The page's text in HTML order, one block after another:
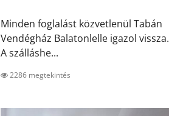
Minden foglalást közvetlenül Tabán
Vendégház Balatonlelle igazol vissza.
A szálláshe...
2286 megtekintés